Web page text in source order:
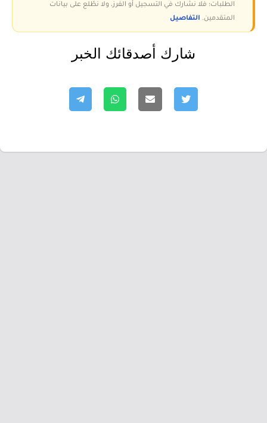
الطلبات؛ فلا نشارك في التسجيل أو الفرز، ولا نطّلع على بيانات
المتقدمين. التفاصيل
شارك أصدقائك الخبر